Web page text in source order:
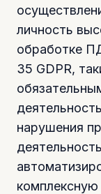
личность
обработке
35 GDPR,
нарушения
комплексную